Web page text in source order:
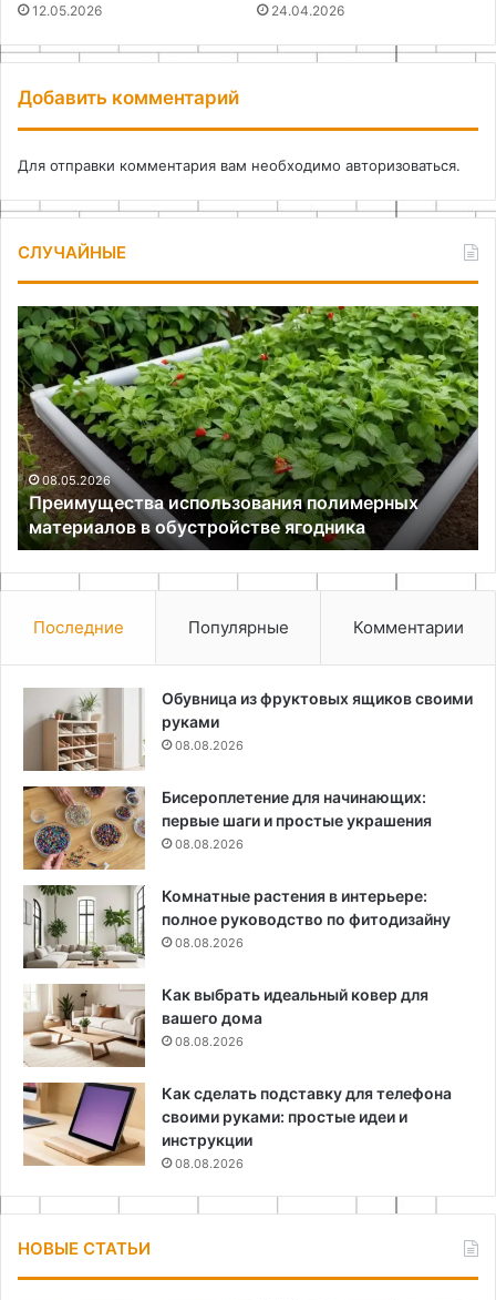
12.05.2026 24.04.2026
Добавить комментарий
Для отправки комментария вам необходимо авторизоваться.
СЛУЧАЙНЫЕ
Преимущества
использования
полимерных
материалов
в
обустройстве
ягодника
08.05.2026
Преимущества использования полимерных
материалов в обустройстве ягодника
по
Последние Популярные Комментарии
Обувница из фруктовых ящиков своими
руками
08.08.2026
Бисероплетение для начинающих:
первые шаги и простые украшения
08.08.2026
Комнатные растения в интерьере:
полное руководство по фитодизайну
08.08.2026
Как выбрать идеальный ковер для
вашего дома
08.08.2026
Как сделать подставку для телефона
своими руками: простые идеи и
инструкции
08.08.2026
НОВЫЕ СТАТЬИ